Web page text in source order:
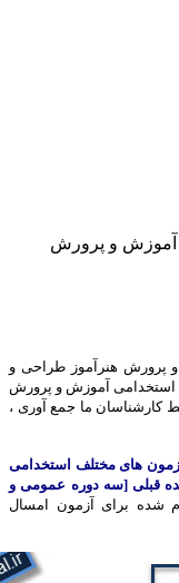
آموزش و پرورش
پرورش هنرآموز طراحی و
آموزش و پرورش
کارشناسان ما جمع آوری ،
های مختلف استخدامی
قبلی [سه دوره عمومی و
شده برای آزمون امسال